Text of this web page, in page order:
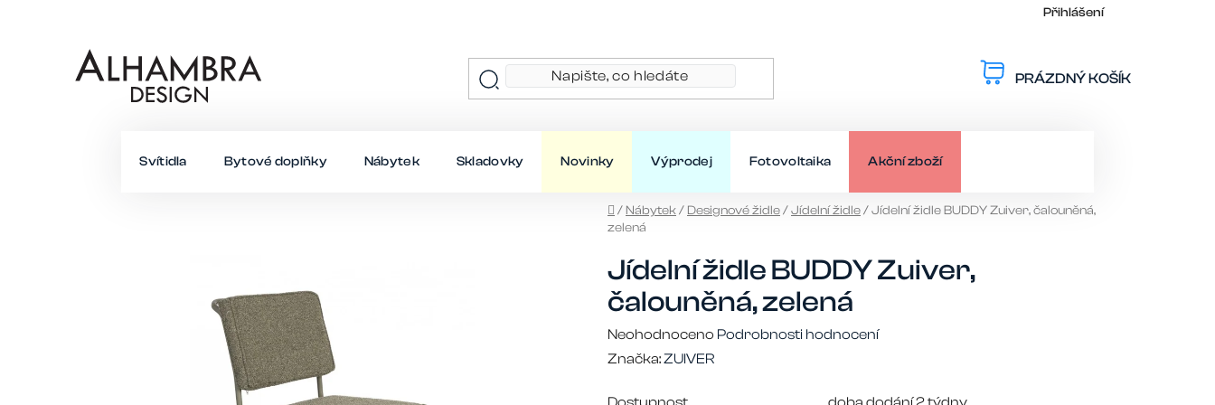
Přihlášení
PRÁZDNÝ KOŠÍK
Svítidla Bytové doplňky Nábytek Skladovky Novinky Výprodej Fotovoltaika Akční zboží
Domů
/ Nábytek/ Designové židle/Jídelní židle/Jídelní židle BUDDY Zuiver, čalouněná,
zelená
Jídelní židle BUDDY Zuiver,
čalouněná, zelená
Průměrné
hodnocení
Neohodnoceno Podrobnosti hodnocení
Značka:ZUIVER